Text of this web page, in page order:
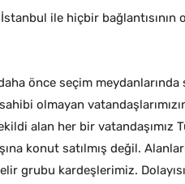
ile hiçbir bağlantısının
önce seçim
olmayan
alan her bir vatandaşımız
konut satılmış değil.
grubu kardeşlerimiz.